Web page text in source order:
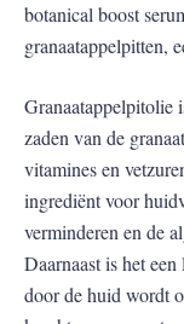
botanical boost
granaatappelpitten,
Granaatappelpitolie
zaden van de
vitamines en
ingrediënt voor
verminderen en de
Daarnaast is het
door de huid wordt